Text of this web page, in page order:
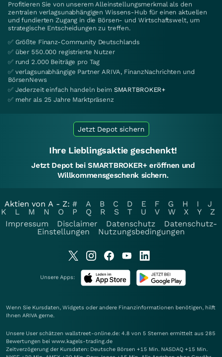
Profitieren Sie von unserem Alleinstellungsmerkmal als den
zentralen verlagsunabhängigen Wissens-Hub für einen aktuellen
und fundierten Zugang in die Börsen- und Wirtschaftswelt, um
strategische Entscheidungen zu treffen.
✅ Größte Finanz-Community Deutschlands
✅ über 550.000 registrierte Nutzer
✅ rund 2.000 Beiträge pro Tag
✅ verlagsunabhängige Partner ARIVA, FinanzNachrichten und
BörsenNews
✅ Jederzeit einfach handeln beim SMARTBROKER+
✅ mehr als 25 Jahre Marktpräsenz
Jetzt Depot sichern
Ihre Lieblingsaktie geschenkt!
Jetzt Depot bei SMARTBROKER+ eröffnen und
Willkommensgeschenk sichern.
Aktien von A - Z: # A B C D E F G H I
J
K
L M N O P Q R S T U V W X Y
Z
Impressum
Disclaimer Datenschutz
Datenschutz-
Einstellungen
Nutzungsbedingungen
Unsere Apps:
Wenn Sie Kursdaten, Widgets oder andere Finanzinformationen benötigen, hilft
Ihnen ARIVA gerne.
Unsere User schätzen wallstreet-online.de: 4.8 von 5 Sternen ermittelt aus 285
Bewertungen bei www.kagels-trading.de
Zeitverzögerung der Kursdaten: Deutsche Börsen +15 Min. NASDAQ +15 Min.